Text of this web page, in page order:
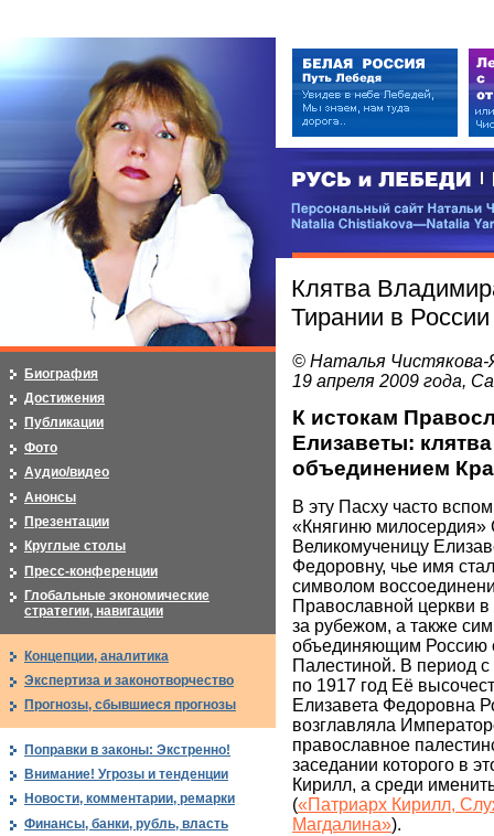
РУСЬ и ЛЕБЕДИ | RUSI —
Персональный сайт Натальи
Клятва
Тирании в
© Наталья Чистякова-
19 апреля 2009 года,
К истокам
Елизаветы:
объединением
В эту Пасху часто
«Княгиню милосердия»
Великомученицу
Федоровну, чье имя
символом
Православной церкви в
за рубежом, а также
объединяющим Россию
Палестиной. В период с
по 1917 год Её
Елизавета Федоровна
возглавляла
православное
заседании которого в
Кирилл, а среди
(«Патриарх Кирилл,
Магдалина»).
Биография
Достижения
Публикации
Фото
Аудио/видео
Анонсы
Презентации
Круглые столы
Пресс-конференции
Глобальные экономические
стратегии, навигации
Концепции, аналитика
Экспертиза и законотворчество
Прогнозы, сбывшиеся прогнозы
Поправки в законы: Экстренно!
Внимание! Угрозы и тенденции
Новости, комментарии, ремарки
Финансы, банки, рубль, власть